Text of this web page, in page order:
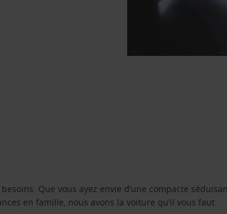
Que vous ayez envie d’une compacte
en famille, nous avons la voiture qu’il vous faut.